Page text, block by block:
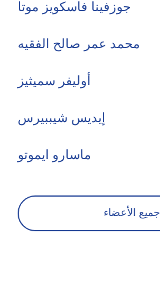
جوزفينا فاسكويز موتا
محمد عمر صالح الفقيه
أوليفر سميثيز
إيديس شيببيرس
ماسارو ايموتو
جميع الأعضاء